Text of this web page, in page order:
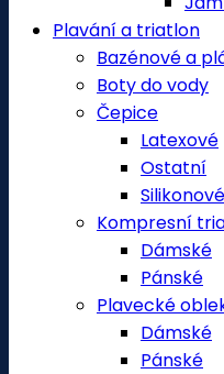
Plavání a triatlon
Bazénové a
Boty do vody
Čepice
Latexové
Ostatní
Silikonové
Kompresní
Dámské
Pánské
Plavecké
Dámské
Pánské